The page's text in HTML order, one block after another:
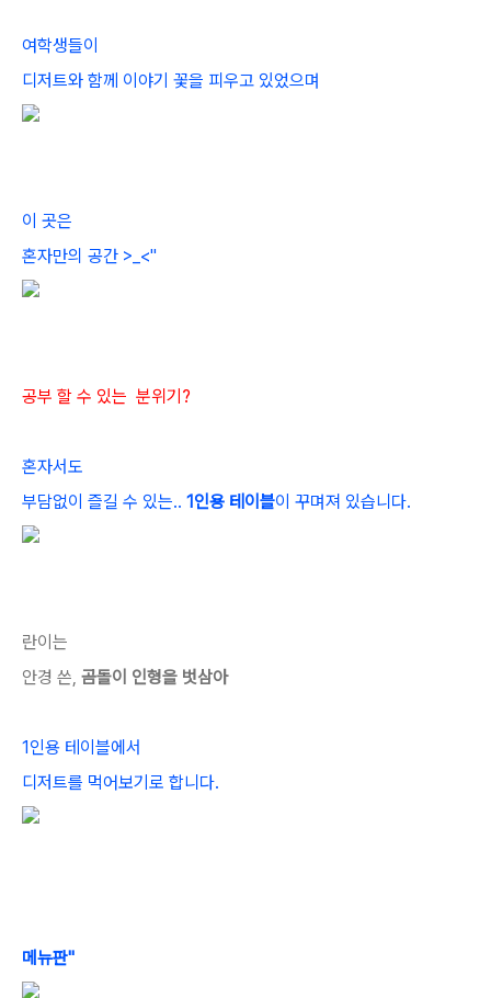
여학생들이
디저트와 함께 이 야기 꽃을 피우고 있었으며
이 곳은
혼자만의 공간 >_<"
공부 할 수 있는 분위기?
혼자서도
부담없이 즐길 수 있는.. 1인용 테이블이 꾸며져 있습니다.
란이는
안경 쓴, 곰돌이 인형을 벗삼아
1인용 테이블에서
디저트를 먹어보기로 합니다.
메뉴판"